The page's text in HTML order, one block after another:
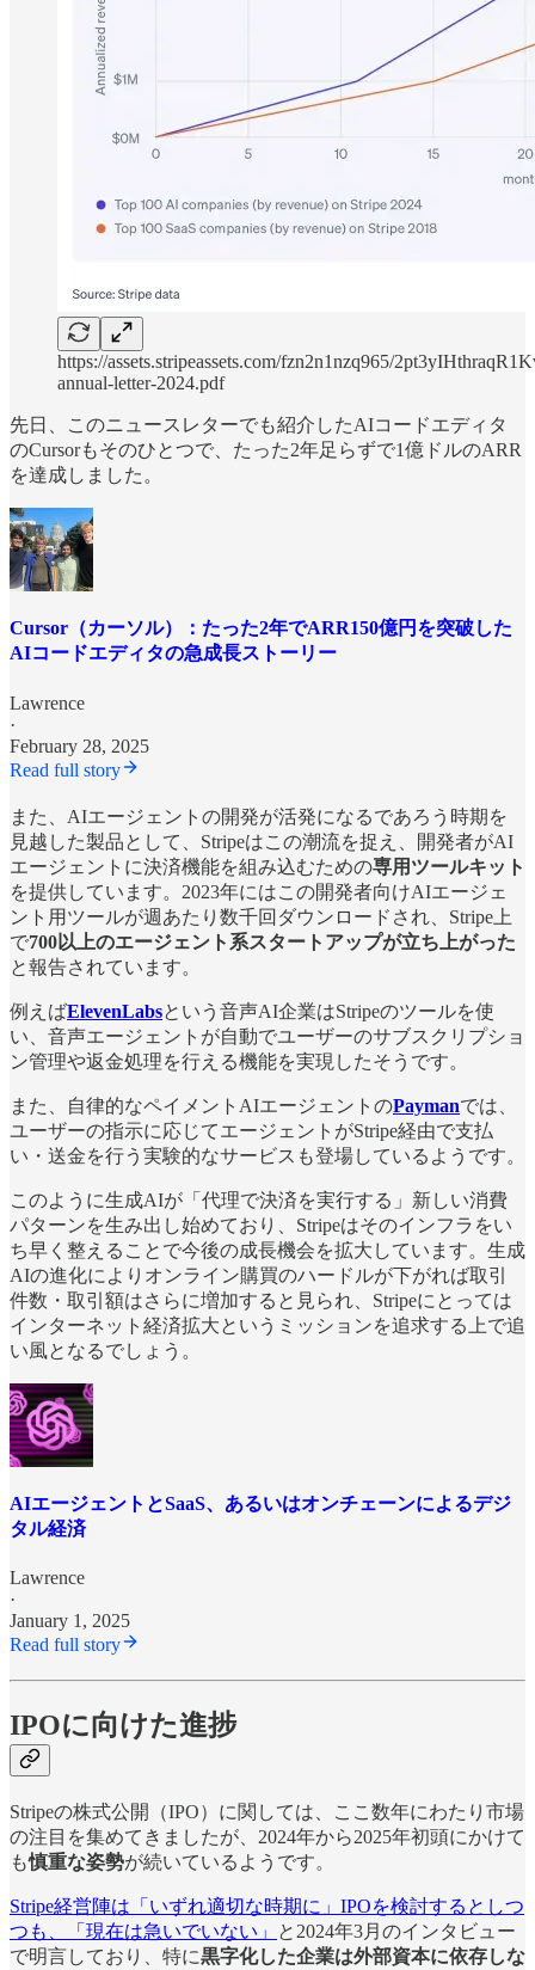
https://assets.stripeassets.com/fzn2n1nzq965/
annual-letter-2024.pdf
先日、このニュースレターでも紹介したAIコードエディタ
のCursorもそのひとつで、たった2年足らずで1億ドルのARR
を達成しました。
Cursor（カーソル）：たった2年でARR150億円を突破した
AIコードエディタの急成長ストーリー
Lawrence
·
February 28, 2025
Read full story
また、AIエージェントの開発が活発になるであろう時期を
見越した製品として、Stripeはこの潮流を捉え、開発者がAI
エージェントに決済機能を組み込むための専用ツールキット
を提供しています。2023年にはこの開発者向けAIエージェ
ント用ツールが週あたり数千回ダウンロードされ、Stripe上
で700以上のエージェント系スタートアップが立ち上がった
と報告されています。
例えばElevenLabsという音声AI企業はStripeのツールを使
い、音声エージェントが自動でユーザーのサブスクリプショ
ン管理や返金処理を行える機能を実現したそうです。
また、自律的なペイメントAIエージェントのPaymanでは、
ユーザーの指示に応じてエージェントがStripe経由で支払
い・送金を行う実験的なサービスも登場しているようです。
このように生成AIが「代理で決済を実行する」新しい消費
パターンを生み出し始めており、Stripeはそのインフラをい
ち早く整えることで今後の成長機会を拡大しています。生成
AIの進化によりオンライン購買のハードルが下がれば取引
件数・取引額はさらに増加すると見られ、Stripeにとっては
インターネット経済拡大というミッションを追求する上で追
い風となるでしょう。
AIエージェントとSaaS、あるいはオンチェーンによるデジ
タル経済
Lawrence
·
January 1, 2025
Read full story
IPOに向けた進捗
Stripeの株式公開（IPO）に関しては、ここ数年にわたり市場
の注目を集めてきましたが、2024年から2025年初頭にかけて
も慎重な姿勢が続いているようです。
Stripe経営陣は「いずれ適切な時期に」IPOを検討するとしつ
つも、「現在は急いでいない」
と2024年3月のインタビュー
で明言しており、特に黒字化した企業は外部資本に依存しな